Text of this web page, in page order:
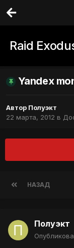
Raid
Yandex
Автор Полуэкт
22 марта, 2012 в
НАЗАД
Полуэкт